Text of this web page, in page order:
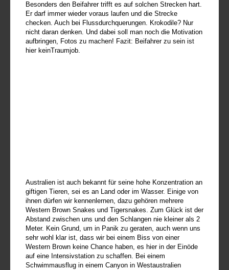
Besonders den Beifahrer trifft es auf solchen Strecken hart.
Er darf immer wieder voraus laufen und die Strecke
checken. Auch bei Flussdurchquerungen. Krokodile? Nur
nicht daran denken. Und dabei soll man noch die Motivation
aufbringen, Fotos zu machen! Fazit: Beifahrer zu sein ist
hier keinTraumjob.
Australien ist auch bekannt für seine hohe Konzentration an
giftigen Tieren, sei es an Land oder im Wasser. Einige von
ihnen dürfen wir kennenlernen, dazu gehören mehrere
Western Brown Snakes und Tigersnakes. Zum Glück ist der
Abstand zwischen uns und den Schlangen nie kleiner als 2
Meter. Kein Grund, um in Panik zu geraten, auch wenn uns
sehr wohl klar ist, dass wir bei einem Biss von einer
Western Brown keine Chance haben, es hier in der Einöde
auf eine Intensivstation zu schaffen. Bei einem
Schwimmausflug in einem Canyon in Westaustralien